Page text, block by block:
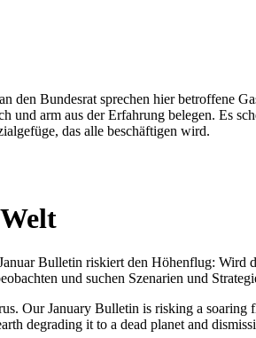
Bundesrat sprechen hier betroffene
und arm aus der Erfahrung belegen. Es
das alle beschäftigen wird.
Bulletin riskiert den Höhenflug:
und suchen Szenarien und
Our January Bulletin is risking a
degrading it to a dead planet and